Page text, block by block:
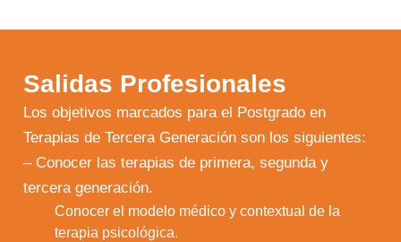
Salidas Profesionales
Los objetivos marcados para el Postgrado en
Terapias de Tercera Generación son los siguientes:
– Conocer las terapias de primera, segunda y
tercera generación.
Conocer el modelo médico y contextual de la
terapia psicológica.